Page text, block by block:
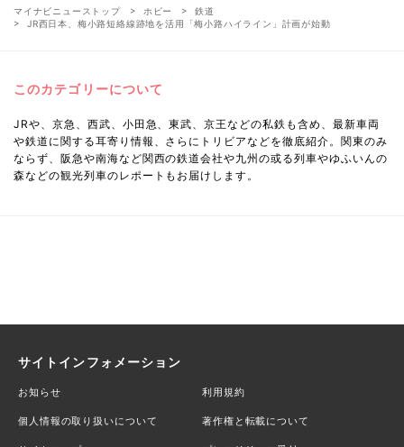
マイナビニューストップ ホビー
鉄道
JR西日本、梅小路短絡線跡地を活用「梅小路ハイライン」計画が始動
このカテゴリーについて
JRや、京急、西武、小田急、東武、京王などの私鉄も含め、最新車両
や鉄道に関する耳寄り情報、さらにトリビアなどを徹底紹介。関東のみ
ならず、阪急や南海など関西の鉄道会社や九州の或る列車やゆふいんの
森などの観光列車のレポートもお届けします。
サイトインフォメーション
お知らせ 利用規約
個人情報の取り扱いについて 著作権と転載について